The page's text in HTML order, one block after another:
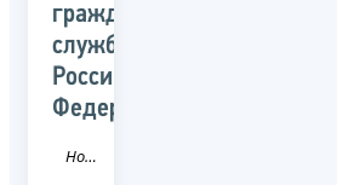
гражданской
службы
Российской
Федерации
Новость